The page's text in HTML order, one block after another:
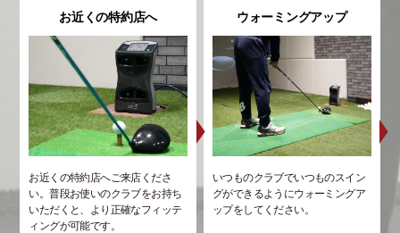
お近くの特約店へ
お近くの特約店へご来店くださ
い。普段お使いのクラブをお持ち
いただくと、より正確なフィッテ
ィングが可能です。
ウォーミングアップ
いつものクラブでいつものスイン
グができるようにウォーミングア
ップをしてください。